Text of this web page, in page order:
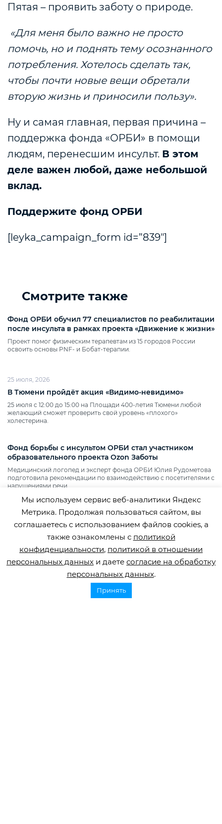
Пятая – проявить заботу о природе.
«Для меня было важно не просто
помочь, но и поднять тему осознанного
потребления. Хотелось сделать так,
чтобы почти новые вещи обретали
вторую жизнь и приносили пользу».
Ну и самая главная, первая причина –
поддержка фонда «ОРБИ» в помощи
людям, перенесшим инсульт. В этом
деле важен любой, даже небольшой
вклад.
Поддержите фонд ОРБИ
[leyka_campaign_form id=”839″]
Смотрите также
Фонд ОРБИ обучил 77 специалистов по реабилитации
после инсульта в рамках проекта «Движение к жизни»
Проект помог физическим терапевтам из 15 городов России
освоить основы PNF‑ и Бобат‑терапии.
25 июля, 2026
В Тюмени пройдёт акция «Видимо‑невидимо»
25 июля с 12:00 до 15:00 на Площади 400‑летия Тюмени любой
желающий сможет проверить свой уровень «плохого»
холестерина.
Фонд борьбы с инсультом ОРБИ стал участником
образовательного проекта Ozon Заботы
Медицинский логопед и эксперт фонда ОРБИ Юлия Рудометова
подготовила рекомендации по взаимодействию с посетителями с
нарушениями речи.
Мы используем сервис веб-аналитики Яндекс
Метрика. Продолжая пользоваться сайтом, вы
соглашаетесь с использованием файлов cookies, а
также ознакомлены с политикой
конфиденциальности, политикой в отношении
персональных данных и даете согласие на обработку
персональных данных.
Принять